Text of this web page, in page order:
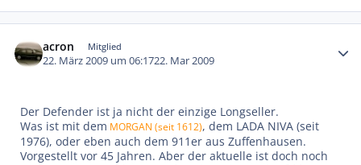
acron Mitglied
22. März 2009 um 06:1722. Mar 2009
Der Defender ist ja nicht der einzige Longseller.
Was ist mit dem MORGAN (seit 1612), dem LADA NIVA (seit
1976), oder eben auch dem 911er aus Zuffenhausen.
Vorgestellt vor 45 Jahren. Aber der aktuelle ist doch noch